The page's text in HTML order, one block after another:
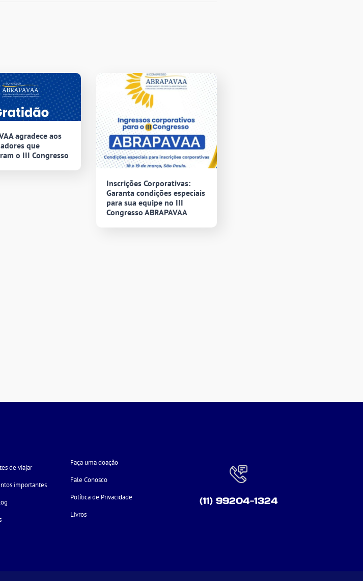
agradece aos
que
o III Congresso
Inscrições Corporativas:
Garanta condições especiais
para sua equipe no III
Congresso ABRAPAVAA
de viajar
importantes
Faça uma doação
Fale Conosco
Política de Privacidade
Livros
(11) 99204-1324